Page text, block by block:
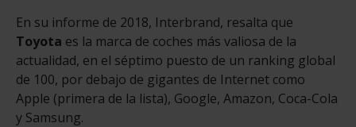
En su informe de 2018, Interbrand, resalta que
Toyota es la marca de coches más valiosa de la
actualidad, en el séptimo puesto de un ranking global
de 100, por debajo de gigantes de Internet como
Apple (primera de la lista), Google, Amazon, Coca-Cola
y Samsung.